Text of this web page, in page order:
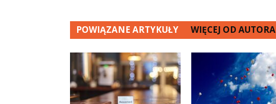
POWIĄZANE ARTYKUŁY WIĘCEJ OD AUTORA